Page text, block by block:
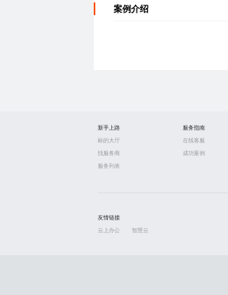
案例介绍
新手上路
标的大厅
找服务商
服务列表
服务指南
在线客服
成功案例
友情链接
云上办公
智慧云